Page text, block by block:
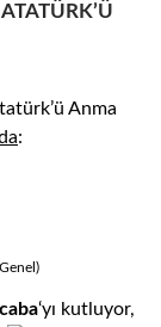
Anma
:
Genel)
‘yı kutluyor,